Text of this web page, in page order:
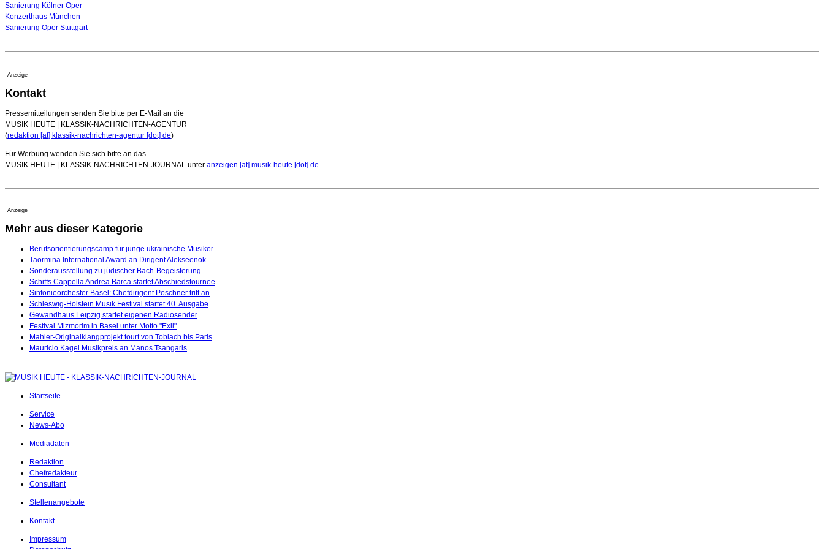
Sanierung Kölner Oper
Konzerthaus München
Sanierung Oper Stuttgart
Anzeige
Kontakt
Pressemitteilungen senden Sie bitte per E-Mail an die
MUSIK HEUTE | KLASSIK-NACHRICHTEN-AGENTUR
(redaktion [at] klassik-nachrichten-agentur [dot] de)
Für Werbung wenden Sie sich bitte an das
MUSIK HEUTE | KLASSIK-NACHRICHTEN-JOURNAL unter anzeigen [at] musik-heute [dot] de
Anzeige
Mehr aus dieser Kategorie
Berufsorientierungscamp für junge ukrainische Musiker
Taormina International Award an Dirigent Alekseenok
Sonderausstellung zu jüdischer Bach-Begeisterung
Schiffs Cappella Andrea Barca startet Abschiedstournee
Sinfonieorchester Basel: Chefdirigent Poschner tritt an
Schleswig-Holstein Musik Festival startet 40. Ausgabe
Gewandhaus Leipzig startet eigenen Radiosender
Festival Mizmorim in Basel unter Motto "Exil"
Mahler-Originalklangprojekt tourt von Toblach bis Paris
Mauricio Kagel Musikpreis an Manos Tsangaris
Startseite
Service
News-Abo
Mediadaten
Redaktion
Chefredakteur
Consultant
Stellenangebote
Kontakt
Impressum